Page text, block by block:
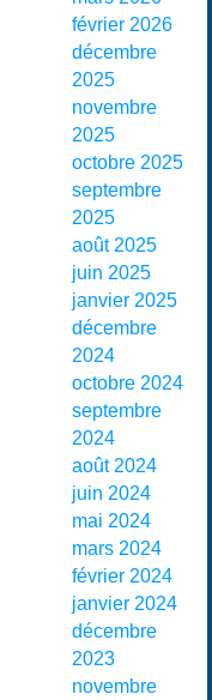
février 2026
décembre
2025
novembre
2025
octobre 2025
septembre
2025
août 2025
juin 2025
janvier 2025
décembre
2024
octobre 2024
septembre
2024
août 2024
juin 2024
mai 2024
mars 2024
février 2024
janvier 2024
décembre
2023
novembre